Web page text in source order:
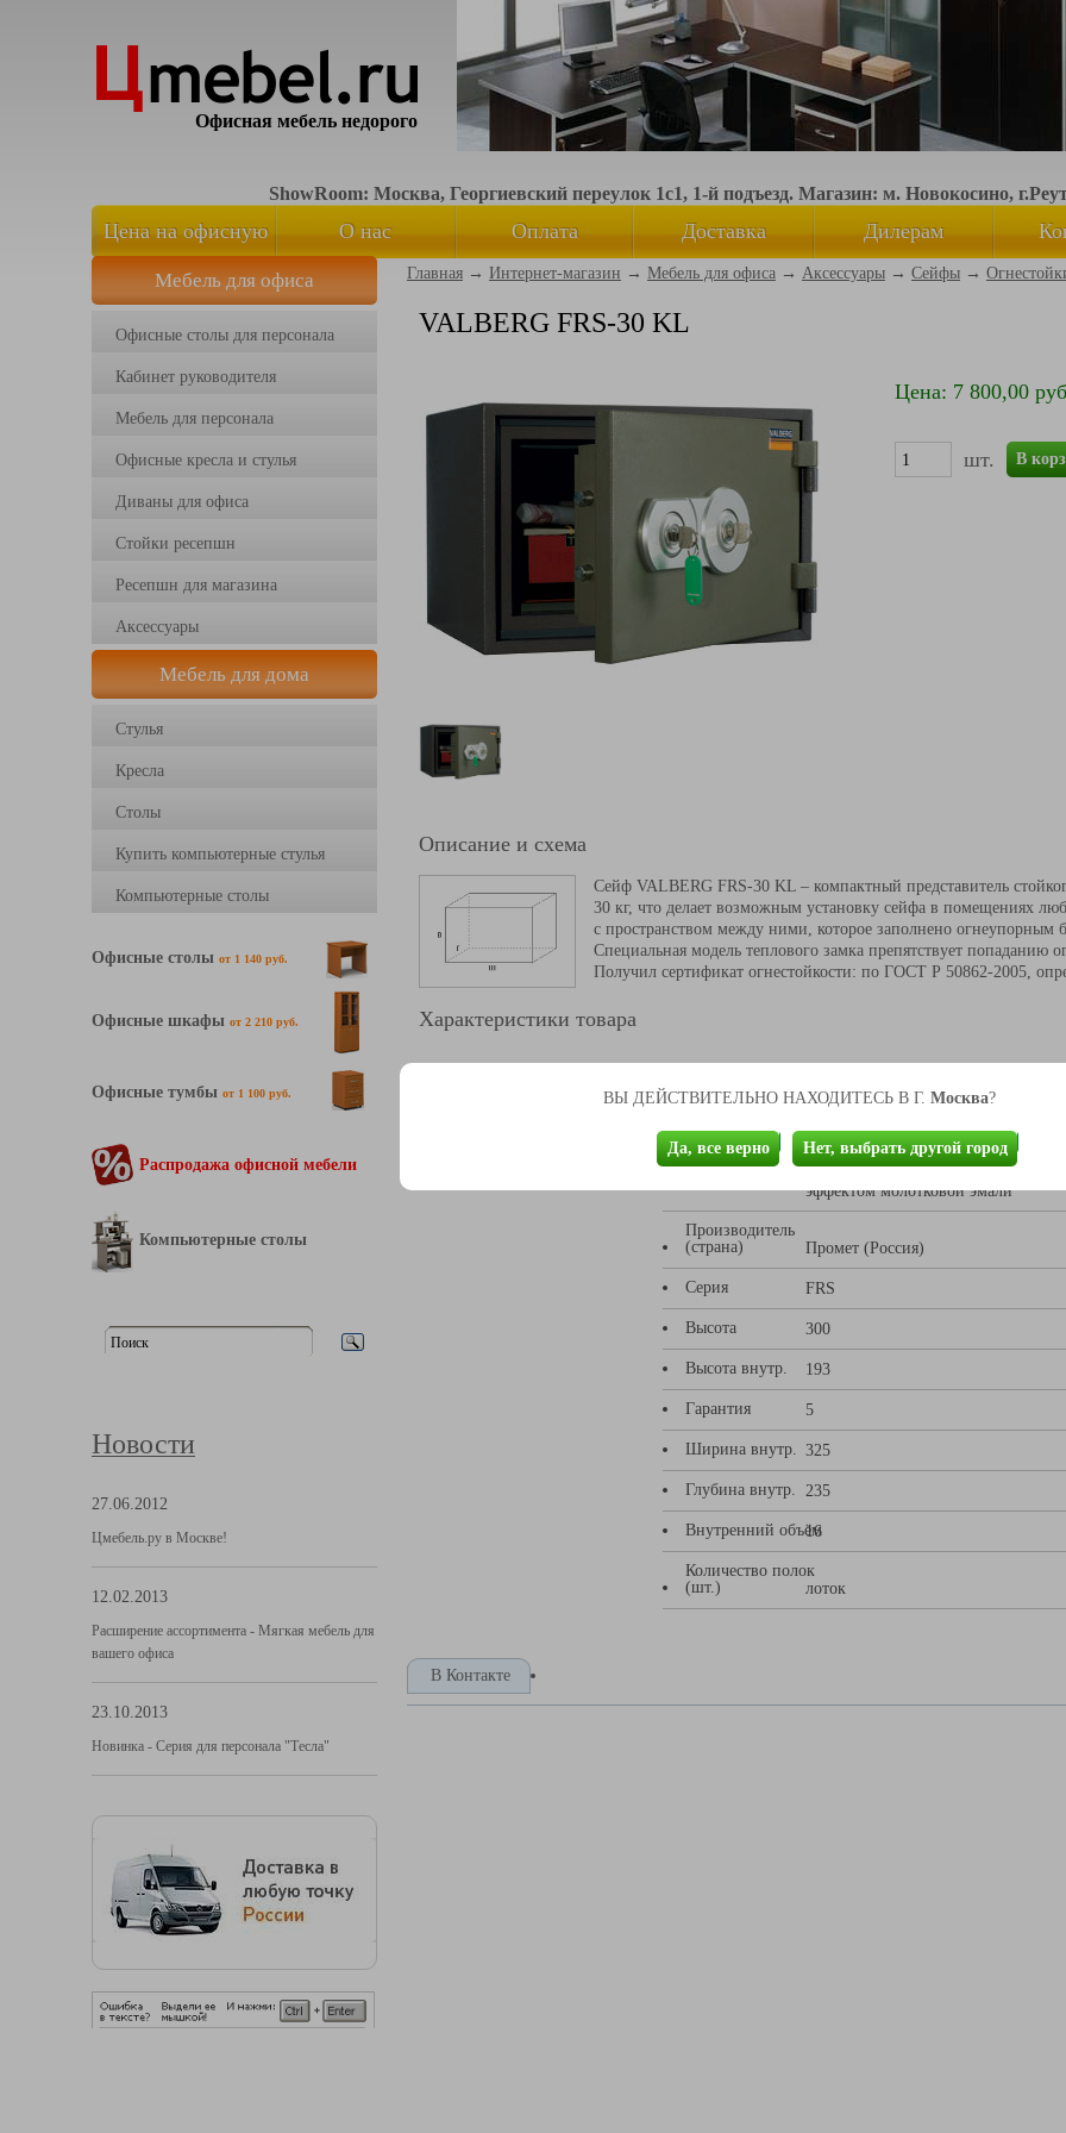
ВЫ ДЕЙСТВИТЕЛЬНО НАХОДИТЕСЬ В Г. Москва?
Да, все верно Нет, выбрать другой город
Офисная мебель недорого
ShowRoom: Москва, Георгиевский переулок 1с1, 1-й подъезд. Магазин: м. Новокосино,
Цена на офисную
мебель
О нас Оплата Доставка Дилерам
Мебель для офиса
Офисные столы для персонала
Кабинет руководителя
Мебель для персонала
Офисные кресла и стулья
Диваны для офиса
Стойки ресепшн
Ресепшн для магазина
Аксессуары
Мебель для дома
Стулья
Кресла
Столы
Купить компьютерные стулья
Компьютерные столы
Офисные столы от 1 140 руб.
Офисные шкафы от 2 210 руб.
Офисные тумбы от 1 100 руб.
Распродажа офисной мебели
Компьютерные столы
Новости
27.06.2012
Цмебель.ру в Москве!
12.02.2013
Расширение ассортимента - Мягкая мебель для
вашего офиса
23.10.2013
Новинка - Серия для персонала "Тесла"
Главная → Интернет-магазин → Мебель для офиса → Аксессуары → Сейфы →
VALBERG FRS-30 KL
Цена: 7 800,00
шт. В
Описание и схема
Сейф VALBERG FRS-30 KL – компактный представитель
30 кг, что делает возможным установку сейфа в помещениях
с пространством между ними, которое заполнено огнеупорным
Специальная модель теплового замка препятствует
Получил сертификат огнестойкости: по ГОСТ Р 50862-2005,
Характеристики товара
Тип замка Два ключевых
Тип покрытия Порошковое
Цвет
Корпус - оттенок коричневого с
эффектом молотковой эмали
Производитель
(страна)
Промет (Россия)
Серия FRS
Высота 300
Высота внутр. 193
Гарантия 5
Ширина внутр. 325
Глубина внутр. 235
Внутренний объём
16
Количество полок
(шт.)
лоток
В Контакте